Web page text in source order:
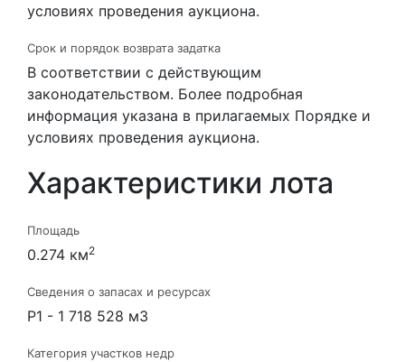
условиях проведения аукциона.
Срок и порядок возврата задатка
В соответствии с действующим
законодательством. Более подробная
информация указана в прилагаемых Порядке и
условиях проведения аукциона.
Характеристики лота
Площадь
0.274 км2
Сведения о запасах и ресурсах
Р1 - 1 718 528 м3
Категория участков недр